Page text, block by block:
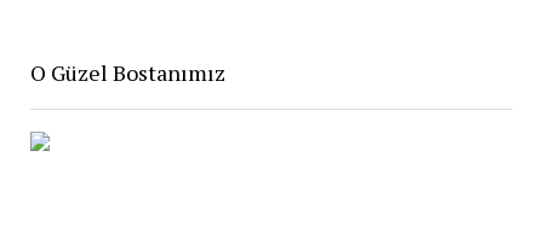
O Güzel Bostanımız